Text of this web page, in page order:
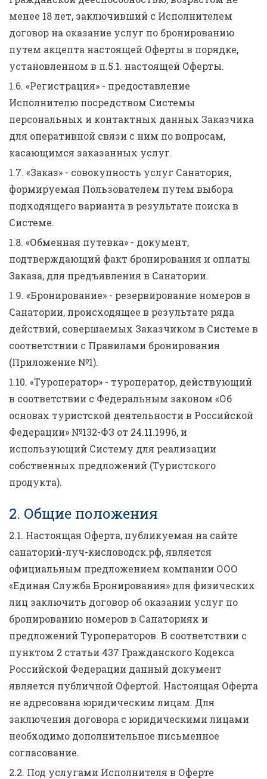
менее 18 лет, заключивший с Исполнителем
договор на оказание услуг по бронированию
путем акцепта настоящей Оферты в порядке,
установленном в п.5.1. настоящей Оферты.
1.6. «Регистрация» - предоставление
Исполнителю посредством Системы
персональных и контактных данных Заказчика
для оперативной связи с ним по вопросам,
касающимся заказанных услуг.
1.7. «Заказ» - совокупность услуг Санатория,
формируемая Пользователем путем выбора
подходящего варианта в результате поиска в
Системе.
1.8. «Обменная путевка» - документ,
подтверждающий факт бронирования и оплаты
Заказа, для предъявления в Санатории.
1.9. «Бронирование» - резервирование номеров в
Санатории, происходящее в результате ряда
действий, совершаемых Заказчиком в Системе в
соответствии с Правилами бронирования
(Приложение №1).
1.10. «Туроператор» - туроператор, действующий
в соответствии с Федеральным законом «Об
основах туристской деятельности в Российской
Федерации» №132-ФЗ от 24.11.1996, и
использующий Систему для реализации
собственных предложений (Туристского
продукта).
2. Общие положения
2.1. Настоящая Оферта, публикуемая на сайте
санаторий-луч-кисловодск.рф, является
официальным предложением компании ООО
«Единая Служба Бронирования» для физических
лиц заключить договор об оказании услуг по
бронированию номеров в Санаториях и
предложений Туроператоров. В соответствии с
пунктом 2 статьи 437 Гражданского Кодекса
Российской Федерации данный документ
является публичной Офертой. Настоящая Оферта
не адресована юридическим лицам. Для
заключения договора с юридическими лицами
необходимо дополнительное письменное
согласование.
2.2. Под услугами Исполнителя в Оферте